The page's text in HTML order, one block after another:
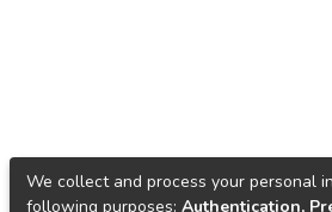
We collect and process your personal
following purposes: Authentication,